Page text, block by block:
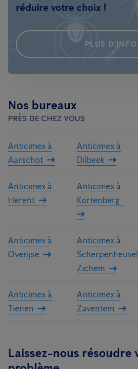
réduire votre choix !
PLUS D'INFO
Nos bureaux
PRÈS DE CHEZ VOUS
Anticimex à
Aarschot
Anticimex à
Dilbeek
Anticimex à
Herent
Anticimex à
Kortenberg
Anticimex à
Overijse
Anticimex à
Zichem
Anticimex à
Tienen
Anticimex à
Zaventem
Laissez-nous résoudre